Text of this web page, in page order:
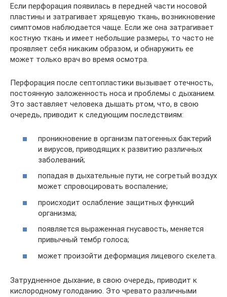
Если перфорация появилась в передней части носовой
пластины и затрагивает хрящевую ткань, возникновение
симптомов наблюдается чаще. Если же она затрагивает
костную ткань и имеет небольшие размеры, то часто не
проявляет себя никаким образом, и обнаружить ее
может только врач во время осмотра.
Перфорация после септопластики вызывает отечность,
постоянную заложенность носа и проблемы с дыханием.
Это заставляет человека дышать ртом, что, в свою
очередь, приводит к следующим последствиям:
проникновение в организм патогенных бактерий
и вирусов, приводящих к развитию различных
заболеваний;
попадая в дыхательные пути, не согретый воздух
может спровоцировать воспаление;
происходит ослабление защитных функций
организма;
появляется выраженная гнусавость, меняется
привычный тембр голоса;
может произойти деформация лицевого скелета.
Затрудненное дыхание, в свою очередь, приводит к
кислородному голоданию. Это чревато различными